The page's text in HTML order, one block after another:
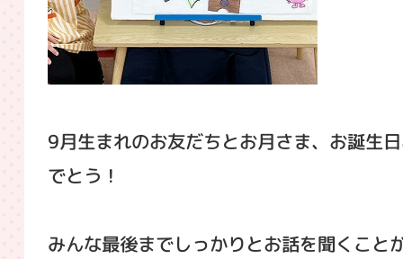
9月生まれのお友だちとお月さま、お誕生
でとう！
みんな最後までしっかりとお話を聞くこと